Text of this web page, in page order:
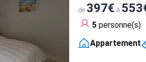
de 397€à
5personne(s)
Appartement